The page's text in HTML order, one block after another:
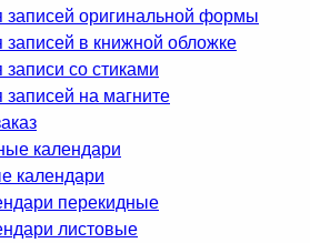
записей оригинальной формы
записей в книжной обложке
со стиками
записей на магните
календари
календари
перекидные
листовые